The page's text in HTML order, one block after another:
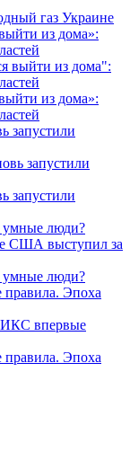
газ Украине
из дома»:
из дома»:
запустили
запустили
умные люди?
умные люди?
Эпоха
Эпоха